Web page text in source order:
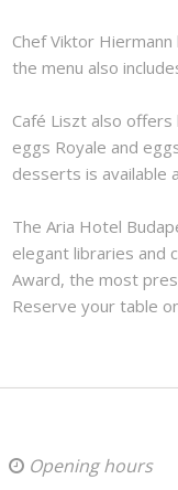
Chef Viktor
the menu also
Café Liszt also
eggs Royale and
desserts is available
The Aria Hotel
elegant libraries and
Award, the most
Reserve your table
Opening hours